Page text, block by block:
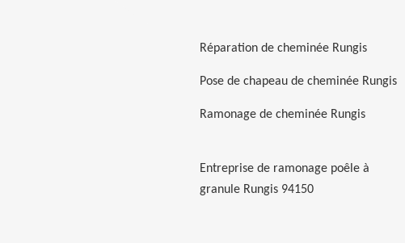
Réparation de cheminée Rungis
Pose de chapeau de cheminée Rungis
Ramonage de cheminée Rungis
Entreprise de ramonage poêle à
granule Rungis 94150